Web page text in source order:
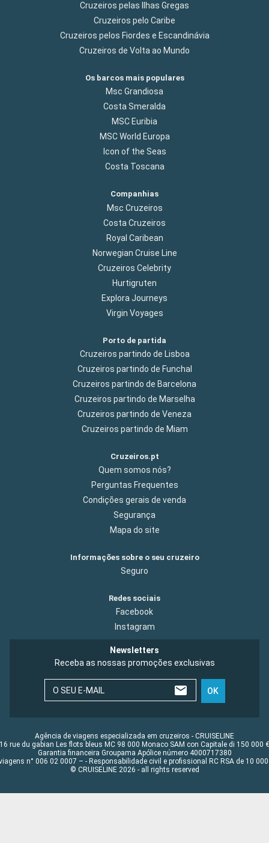
Cruzeiros pelas Ilhas Gregas
Cruzeiros pelo Caribe
Cruzeiros pelos Fiordes e Escandinávia
Cruzeiros de Volta ao Mundo
Os barcos mais populares
Msc Grandiosa
Costa Smeralda
MSC Euribia
MSC World Europa
Icon of the Seas
Costa Toscana
Companhias
Msc Cruzeiros
Costa Cruzeiros
Royal Caribean
Norwegian Cruise Line
Cruzeiros Celebrity
Hurtigruten
Explora Journeys
Virgin Voyages
Porto de partida
Cruzeiros partindo de Lisboa
Cruzeiros partindo de Funchal
Cruzeiros partindo de Barcelona
Cruzeiros partindo de Marselha
Cruzeiros partindo de Veneza
Cruzeiros partindo de Miam
Cruzeiros.pt
Quem somos nós?
Perguntas Frequentes
Condições gerais de venda
Segurança
Mapa do site
Informações sobre o seu cruzeiro
Seguro
Redes sociais
Facebook
Instagram
Newsletters
Receba as nossas promoções exclusivas
O SEU E-MAIL OK
Agência de viagens especializada em cruzeiros - CRUISELINE
16 rue du gabian Les flots bleus MC 98 000 Monaco SAM con Capitale di 150 000 €
Garantia financeira Groupama Apólice número 4000717380
n° 006 02 0007 – - Responsabilidade civil e profissional RC RSA de 10 000
© CRUISELINE 2026 - all rights reserved